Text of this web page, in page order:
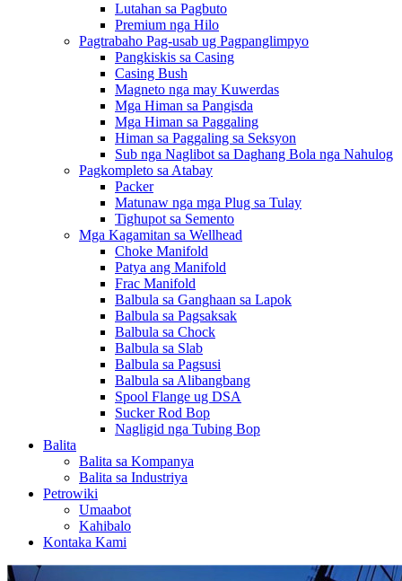
Lutahan sa Pagbuto
Premium nga Hilo
Pagtrabaho Pag-usab ug Pagpanglimpyo
Pangkiskis sa Casing
Casing Bush
Magneto nga may Kuwerdas
Mga Himan sa Pangisda
Mga Himan sa Paggaling
Himan sa Paggaling sa Seksyon
Sub nga Naglibot sa Daghang Bola nga Nahulog
Pagkompleto sa Atabay
Packer
Matunaw nga mga Plug sa Tulay
Tighupot sa Semento
Mga Kagamitan sa Wellhead
Choke Manifold
Patya ang Manifold
Frac Manifold
Balbula sa Ganghaan sa Lapok
Balbula sa Pagsaksak
Balbula sa Chock
Balbula sa Slab
Balbula sa Pagsusi
Balbula sa Alibangbang
Spool Flange ug DSA
Sucker Rod Bop
Nagligid nga Tubing Bop
Balita
Balita sa Kompanya
Balita sa Industriya
Petrowiki
Umaabot
Kahibalo
Kontaka Kami